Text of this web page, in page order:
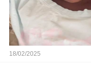
18/02/2025